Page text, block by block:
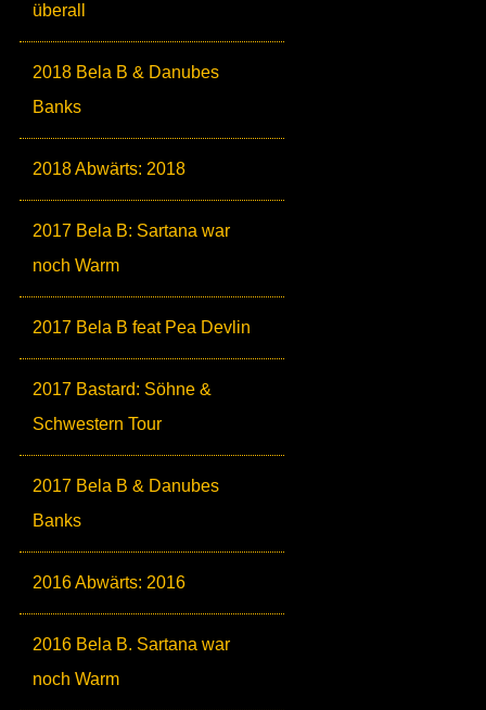
überall
2018 Bela B & Danubes
Banks
2018 Abwärts: 2018
2017 Bela B: Sartana war
noch Warm
2017 Bela B feat Pea Devlin
2017 Bastard: Söhne &
Schwestern Tour
2017 Bela B & Danubes
Banks
2016 Abwärts: 2016
2016 Bela B. Sartana war
noch Warm